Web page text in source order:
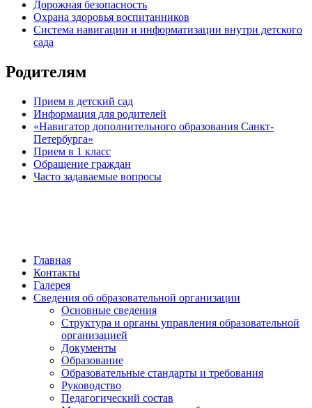
Дорожная безопасность
Охрана здоровья воспитанников
Система навигации и информатизации внутри детского
сада
Родителям
Прием в детский сад
Информация для родителей
«Навигатор дополнительного образования Санкт-
Петербурга»
Прием в 1 класс
Обращение граждан
Часто задаваемые вопросы
Главная
Контакты
Галерея
Сведения об образовательной организации
Основные сведения
Структура и органы управления образовательной
организацией
Документы
Образование
Образовательные стандарты и требования
Руководство
Педагогический состав